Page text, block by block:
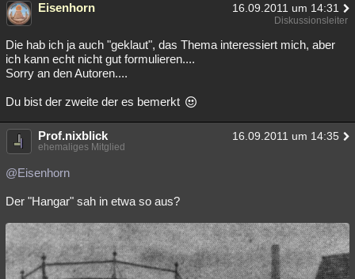
Eisenhorn 16.09.2011 um 14:31
Diskussionsleiter
Die hab ich ja auch "geklaut", das Thema interessiert mich, aber
ich kann echt nicht gut formulieren....
Sorry an den Autoren....
Du bist der zweite der es bemerkt
Prof.nixblick 16.09.2011 um 14:35
ehemaliges Mitglied
@Eisenhorn
Der "Hangar" sah in etwa so aus?